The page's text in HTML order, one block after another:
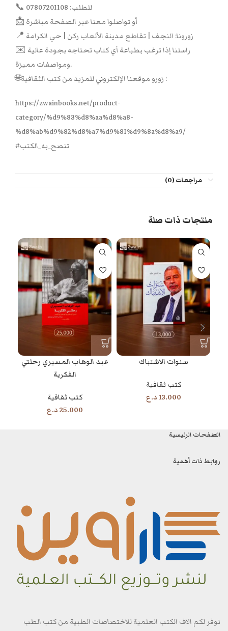
📞 للطلب: 07807201108
📩 أو تواصلوا معنا عبر الصفحة مباشرة
📍 زورونا: النجف | تقاطع مدينة الألعاب ركن | حي الكرامة
✉️ راسلنا إذا ترغب بطباعة أي كتاب تحتاجه بجودة عالية
ومواصفات مميزة.
🌐زورو موقعنا الإلكتروني للمزيد من كتب الثقافية :
https://zwainbooks.net/product-
category/%d9%83%d8%aa%d8%a8-
%d8%ab%d9%82%d8%a7%d9%81%d9%8a%d8%a9/
#تنصح_به_الكتب
مراجعات (0)
منتجات ذات صلة
سنوات الاشتباك
كتب ثقافية
13.000د.ع
عبد الوهاب المسيري رحلتي
الفكرية
كتب ثقافية
25.000د.ع
الصفحات الرئيسية
روابط ذات أهمية
نوفر لكم الاف الكتب العلمية للاختصاصات الطبية من كتب الطب